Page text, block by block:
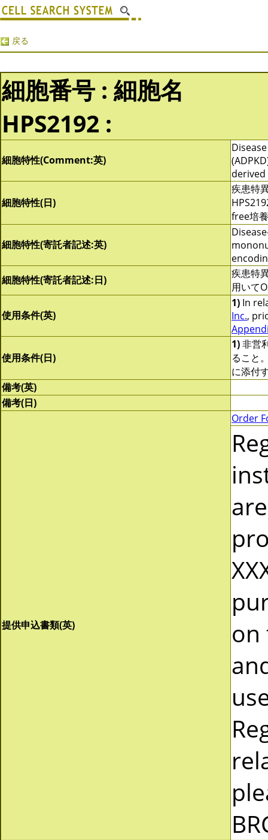
戻る
細胞番号 : 細胞名
HPS2192 :
細胞特性(Comment:英)
細胞特性(日)
疾患特
free培
細胞特性(寄託者記述:英)
細胞特性(寄託者記述:日)
疾患特
用いて
使用条件(英)
1) In
Inc.,
使用条件(日)
1)非営
ること
に添付
備考(英)
備考(日)
提供申込書類(英)
Order
on